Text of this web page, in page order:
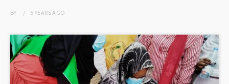
BY 5 YEARSAGO